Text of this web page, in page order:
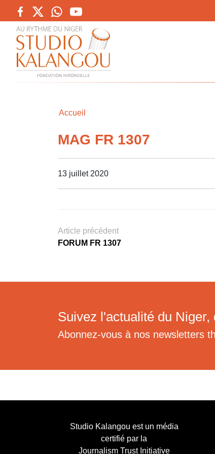
Accueil
MAG FR 1307
13 juillet 2020
Article précédent
FORUM FR 1307
Suivez l'actualité du
Abonnez-vous à nos newsletters
Studio Kalangou est un média
certifié par la
Journalism Trust Initiative